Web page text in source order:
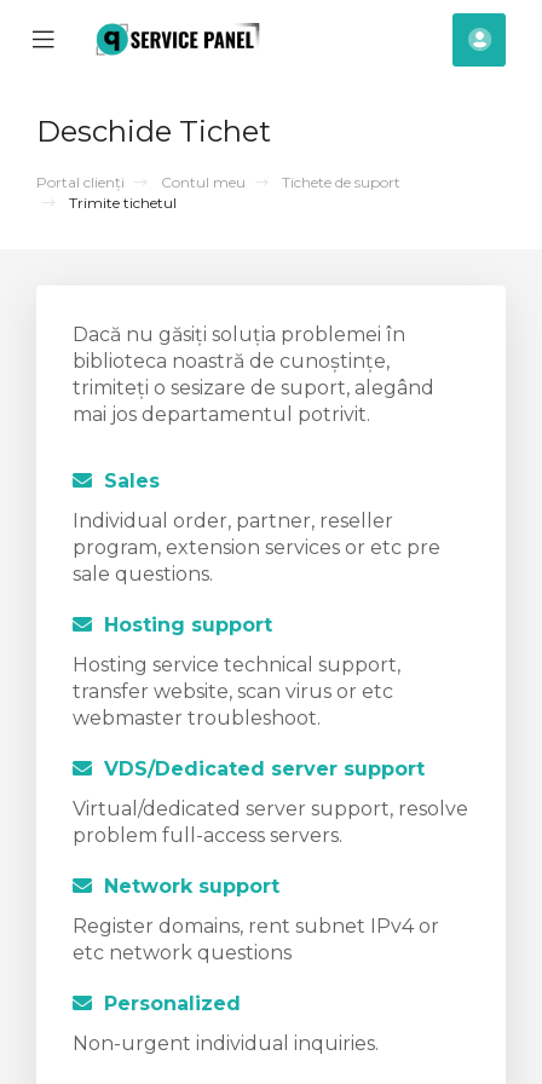
Mobile
Deschide Tichet
Portal clienți Contul meu
Tichete de suport
Trimite tichetul
Dacă nu găsiți soluția problemei în
biblioteca noastră de cunoștințe,
trimiteți o sesizare de suport, alegând
mai jos departamentul potrivit.
Sales
Individual order, partner, reseller
program, extension services or etc pre
sale questions.
Hosting support
Hosting service technical support,
transfer website, scan virus or etc
webmaster troubleshoot.
VDS/Dedicated server support
Virtual/dedicated server support, resolve
problem full-access servers.
Network support
Register domains, rent subnet IPv4 or
etc network questions
Personalized
Non-urgent individual inquiries.